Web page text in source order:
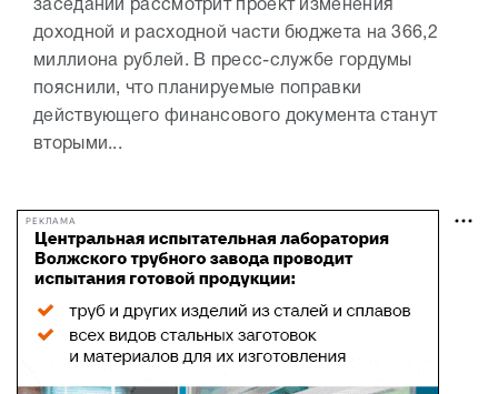
заседании рассмотрит проект изменения
доходной и расходной части бюджета на 366,2
миллиона рублей. В пресс-службе гордумы
пояснили, что планируемые поправки
действующего финансового документа станут
вторыми...
РЕКЛАМА